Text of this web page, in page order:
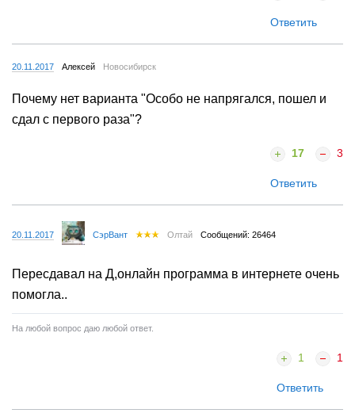
Ответить
20.11.2017 Алексей Новосибирск
Почему нет варианта "Особо не напрягался, пошел и
сдал с первого раза"?
17 3
Ответить
20.11.2017 СэрВант Олтай Сообщений: 26464
Пересдавал на Д,онлайн программа в интернете очень
помогла..
На любой вопрос даю любой ответ.
1 1
Ответить